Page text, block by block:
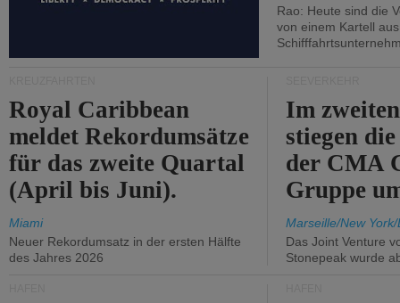
Rao: Heute sind die
von einem Kartell
Royal Caribbean
meldet Rekordumsätze
für das zweite Quartal
(April bis Juni).
Miami
Neuer Rekordumsatz in der ersten Hälfte
des Jahres 2026
Im
stiegen
der CMA
Gruppe
Marseille/New
Das Joint Venture
Stonepeak wurde